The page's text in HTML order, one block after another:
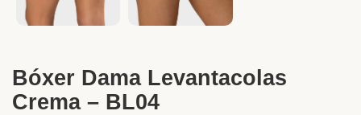
Bóxer Dama Levantacolas
Crema – BL04